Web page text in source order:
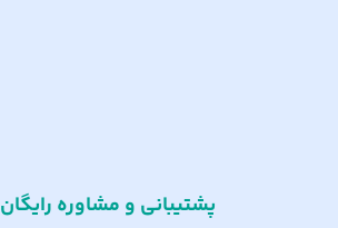
پشتیبانی و مشاوره رایگان